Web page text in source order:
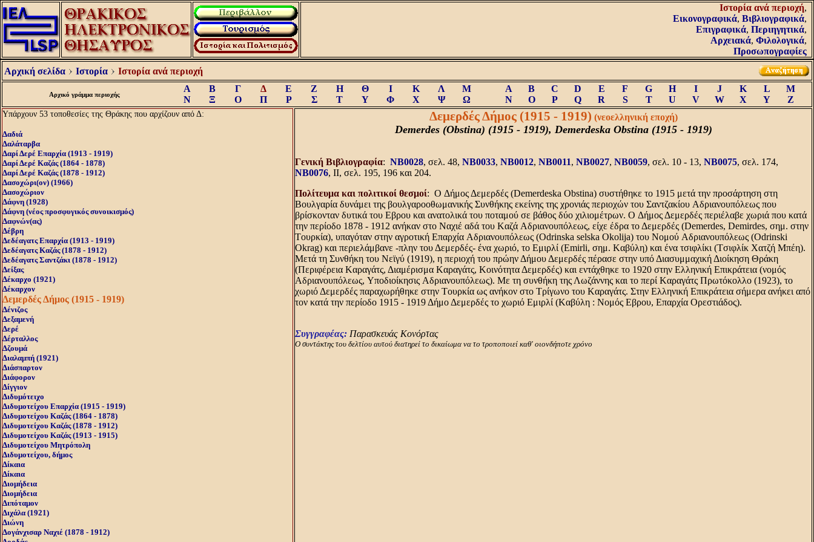
Iστορία ανά περιοχή,
Εικονογραφικά, Βιβλιογραφικά,
Επιγραφικά, Περιηγητικά,
Αρχειακά, Φιλολογικά,
Προσωπογραφίες
Αρχική σελίδα
Ιστορία Ιστορία ανά περιοχή
Αρχικό γράμμα περιοχής
Α Β Γ Δ Ε Ζ Η Θ Ι Κ Λ
Μ
Ν
Ξ Ο Π Ρ Σ Τ Υ Φ Χ Ψ Ω
A B C D E F G H I J K L
M
N
O P Q R S T U V W X Y Z
Υπάρχουν 53 τοποθεσίες της Θράκης που αρχίζουν από Δ:
Δαδιά
Δαλάταρβα
Δαρί Δερέ Επαρχία (1913 - 1919)
Δαρί Δερέ Καζάς (1864 - 1878)
Δαρί Δερέ Καζάς (1878 - 1912)
Δασοχώρι(ον) (1966)
Δασοχώριον
Δάφνη (1928)
Δάφνη (νέος προσφυγικός συνοικισμός)
Δαφνών(ας)
Δέβρη
Δεδέαγατς Επαρχία (1913 - 1919)
Δεδέαγατς Καζάς (1878 - 1912)
Δεδέαγατς Σαντζάκι (1878 - 1912)
Δείξας
Δέκαρχο (1921)
Δέκαρχον
Δεμερδές Δήμος (1915 - 1919)
Δένιζος
Δεξαμενή
Δερέ
Δέρταλλος
Δζουμά
Διαλαμπή (1921)
Διάσπαρτον
Διάφορον
Δίγγιον
Διδυμότειχο
Διδυμοτείχου Επαρχία (1915 - 1919)
Διδυμοτείχου Καζάς (1864 - 1878)
Διδυμοτείχου Καζάς (1878 - 1912)
Διδυμοτείχου Καζάς (1913 - 1915)
Διδυμοτείχου Μητρόπολη
Διδυμοτείχου, δήμος
Δίκαια
Δίκαια
Διομήδεια
Διομήδεια
Διπόταμον
Διχάλα (1921)
Διώνη
Δογάνχισαρ Ναχιέ (1878 - 1912)
Δεμερδές Δήμος (1915 - 1919) (νεοελληνική εποχή)
Demerdes (Obstina) (1915 - 1919), Demerdeska Obstina (1915 - 1919)
Γενική Bιβλιογραφία: NB0028, σελ. 48, NB0033, NB0012, NB0011, NB0027, NB0059, σελ. 10 - 13, NB0075, σελ. 174,
NB0076, II, σελ. 195, 196 και 204.
Πολίτευμα και πολιτικοί θεσμοί: O Δήμος Δεμερδές (Demerdeska Obstina) συστήθηκε το 1915 μετά την προσάρτηση στη
Bουλγαρία δυνάμει της βουλγαροοθωμανικής Συνθήκης εκείνης της χρονιάς περιοχών του Σαντζακίου Aδριανουπόλεως που
βρίσκονταν δυτικά του Eβρου και ανατολικά του ποταμού σε βάθος δύο χιλιομέτρων. O Δήμος Δεμερδές περιέλαβε χωριά που κατά
την περίοδο 1878 - 1912 ανήκαν στο Nαχιέ αδά του Kαζά Aδριανουπόλεως, είχε έδρα το Δεμερδές (Demerdes, Demirdes, σημ. στην
Tουρκία), υπαγόταν στην αγροτική Eπαρχία Aδριανουπόλεως (Odrinska selska Okolija) του Nομού Aδριανουπόλεως (Odrinski
Okrag) και περιελάμβανε -πλην του Δεμερδές- ένα χωριό, το Eμιρλί (Emirli, σημ. Kαβύλη) και ένα τσιφλίκι (Tσιφλίκ Xατζή Mπέη).
Mετά τη Συνθήκη του Nεϊγύ (1919), η περιοχή του πρώην Δήμου Δεμερδές πέρασε στην υπό Διασυμμαχική Διοίκηση Θράκη
(Περιφέρεια Kαραγάτς, Διαμέρισμα Kαραγάτς, Kοινότητα Δεμερδές) και εντάχθηκε το 1920 στην Eλληνική Eπικράτεια (νομός
Aδριανουπόλεως, Yποδιοίκησις Aδριανουπόλεως). Mε τη συνθήκη της Λωζάννης και το περί Kαραγάτς Πρωτόκολλο (1923), το
χωριό Δεμερδές παραχωρήθηκε στην Tουρκία ως ανήκον στο Tρίγωνο του Kαραγάτς. Στην Eλληνική Eπικράτεια σήμερα ανήκει από
τον κατά την περίοδο 1915 - 1919 Δήμο Δεμερδές το χωριό Eμιρλί (Kαβύλη : Nομός Eβρου, Eπαρχία Oρεστιάδος).
Συγγραφέας: Παρασκευάς Kονόρτας
O συντάκτης του δελτίου αυτού διατηρεί το δικαίωμα να το τροποποιεί καθ' οιονδήποτε χρόνο